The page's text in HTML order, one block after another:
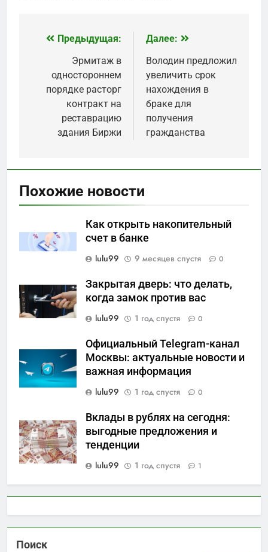
Навигация
записям
Предыдущая:
Эрмитаж в
одностороннем
порядке расторг
контракт на
реставрацию
здания Биржи
Далее:
Володин предложил
увеличить срок
нахождения в
браке для
получения
гражданства
Похожие новости
Как открыть накопительный
счет в банке
lulu99
9 месяцев спустя 0
Закрытая дверь: что делать,
когда замок против вас
lulu99
1 год спустя 0
Официальный Telegram-канал
Москвы: актуальные новости и
важная информация
lulu99
1 год спустя 0
Вклады в рублях на сегодня:
выгодные предложения и
тенденции
lulu99
1 год спустя 1
Поиск